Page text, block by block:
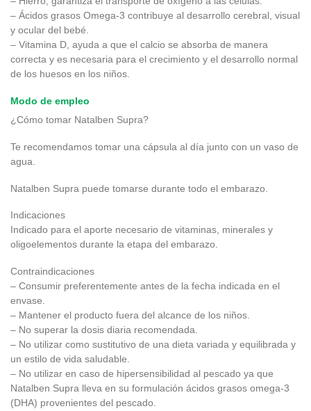
– Ácidos grasos Omega-3 contribuye al desarrollo cerebral, visual
y ocular del bebé.
– Vitamina D, ayuda a que el calcio se absorba de manera
correcta y es necesaria para el crecimiento y el desarrollo normal
de los huesos en los niños.
Modo de empleo
¿Cómo tomar Natalben Supra?
Te recomendamos tomar una cápsula al día junto con un vaso de
agua.
Natalben Supra puede tomarse durante todo el embarazo.
Indicaciones
Indicado para el aporte necesario de vitaminas, minerales y
oligoelementos durante la etapa del embarazo.
Contraindicaciones
– Consumir preferentemente antes de la fecha indicada en el
envase.
– Mantener el producto fuera del alcance de los niños.
– No superar la dosis diaria recomendada.
– No utilizar como sustitutivo de una dieta variada y equilibrada y
un estilo de vida saludable.
– No utilizar en caso de hipersensibilidad al pescado ya que
Natalben Supra lleva en su formulación ácidos grasos omega-3
(DHA) provenientes del pescado.